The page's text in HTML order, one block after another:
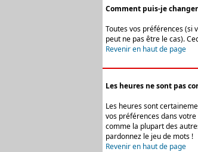
Comment puis-je
Toutes vos préférences (si
peut ne pas être le cas).
Revenir en haut de page
Les heures ne sont pas
Les heures sont
vos préférences dans
comme la plupart des
pardonnez le jeu de mots !
Revenir en haut de page